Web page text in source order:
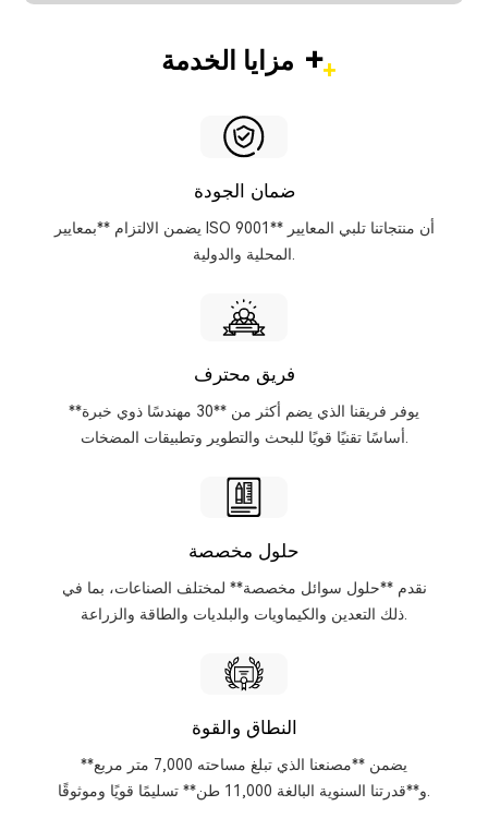
مزايا الخدمة +
ضمان الجودة
يضمن الالتزام **بمعايير ISO 9001** أن منتجاتنا تلبي المعايير
فريق محترف
يوفر فريقنا الذي يضم أكثر من **30 مهندسًا ذوي خبرة**
حلول مخصصة
نقدم **حلول سوائل مخصصة** لمختلف الصناعات، بما في
النطاق والقوة
يضمن **مصنعنا الذي تبلغ مساحته 7,000 متر مربع**
و**قدرتنا السنوية البالغة 11,000 طن** تسليمًا قويًا وموثوقًا.